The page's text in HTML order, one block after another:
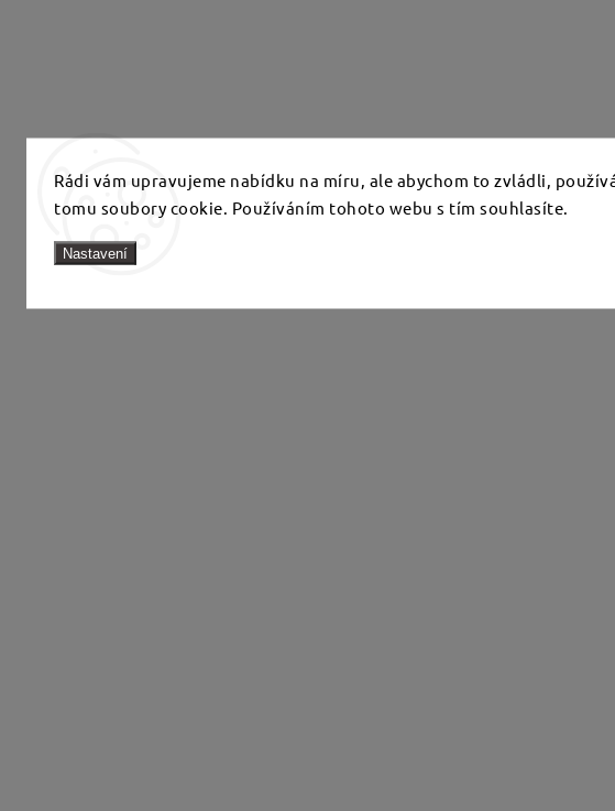
Rádi vám upravujeme nabídku na míru, ale abychom to zvládli,
tomu soubory cookie. Používáním tohoto webu s tím souhlasíte.
Nastavení